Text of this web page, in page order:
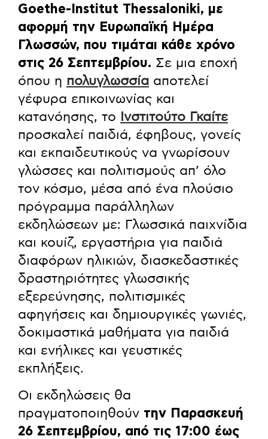
Goethe-Institut Thessaloniki, με
αφορμή την Ευρωπαϊκή Ημέρα
Γλωσσών, που τιμάται κάθε χρόνο
στις 26 Σεπτεμβρίου. Σε μια εποχή
όπου η πολυγλωσσία αποτελεί
γέφυρα επικοινωνίας και
κατανόησης, το
Ινστιτούτο Γκαίτε
προσκαλεί παιδιά, έφηβους, γονείς
και εκπαιδευτικούς να γνωρίσουν
γλώσσες και πολιτισμούς απ’ όλο
τον κόσμο, μέσα από ένα πλούσιο
πρόγραμμα παράλληλων
εκδηλώσεων με: Γλωσσικά παιχνίδια
και κουίζ, εργαστήρια για παιδιά
διαφόρων ηλικιών, διασκεδαστικές
δραστηριότητες γλωσσικής
εξερεύνησης, πολιτισμικές
αφηγήσεις και δημιουργικές γωνιές,
δοκιμαστικά μαθήματα για παιδιά
και ενήλικες και γευστικές
εκπλήξεις.
Οι εκδηλώσεις θα
πραγματοποιηθούν την Παρασκευή
26 Σεπτεμβρίου, από τις 17:00 έως